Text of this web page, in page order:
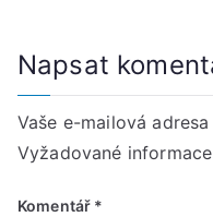
Napsat
Vaše e-mailová
Vyžadované
Komentář *